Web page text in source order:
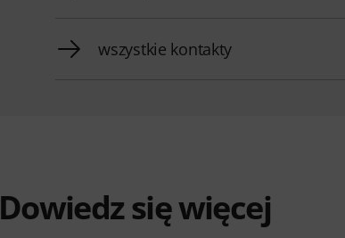
wszystkie kontakty
Dowiedz się więcej